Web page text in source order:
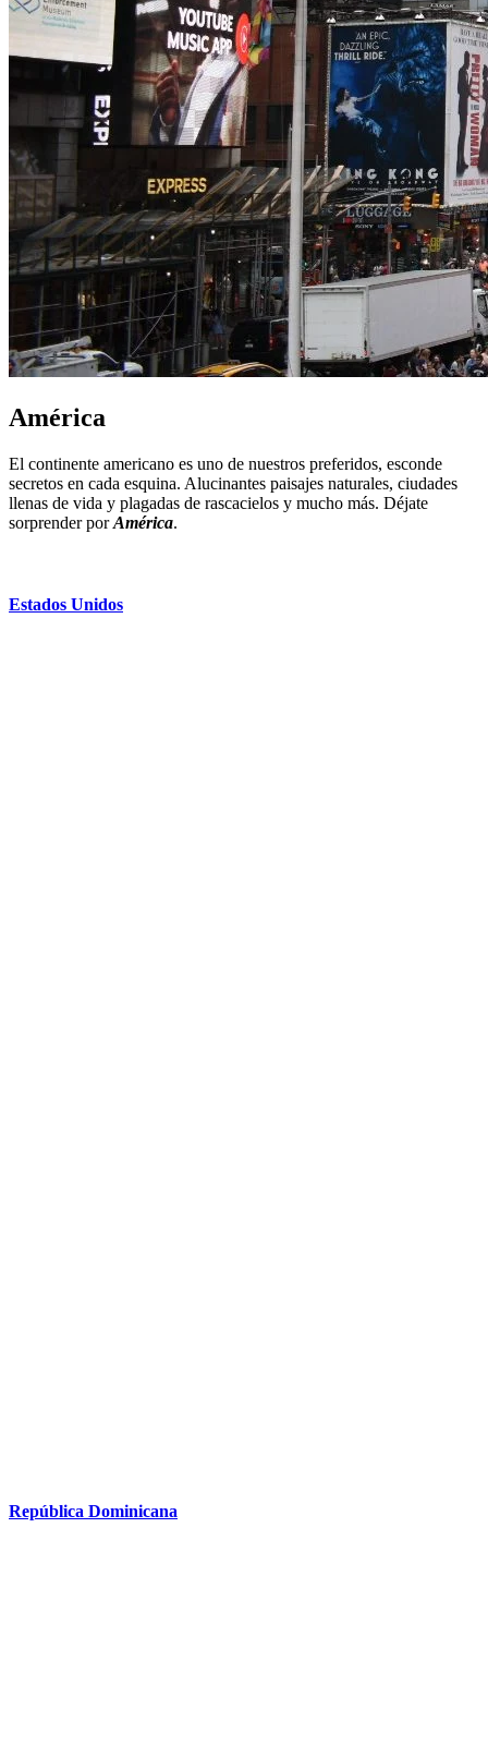
América
El continente americano es uno de nuestros preferidos, esconde
secretos en cada esquina. Alucinantes paisajes naturales, ciudades
llenas de vida y plagadas de rascacielos y mucho más. Déjate
sorprender porAmérica.
Estados Unidos
República Dominicana